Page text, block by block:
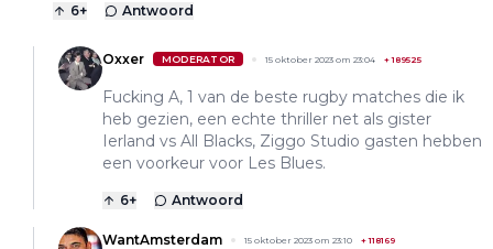
6+ Antwoord
Oxxer MODERATOR 15 oktober 2023 om 23:04 +189525
Fucking A, 1 van de beste rugby matches die ik
heb gezien, een echte thriller net als gister
Ierland vs All Blacks, Ziggo Studio gasten hebben
een voorkeur voor Les Blues.
6+ Antwoord
WantAmsterdam 15 oktober 2023 om 23:10 +118169